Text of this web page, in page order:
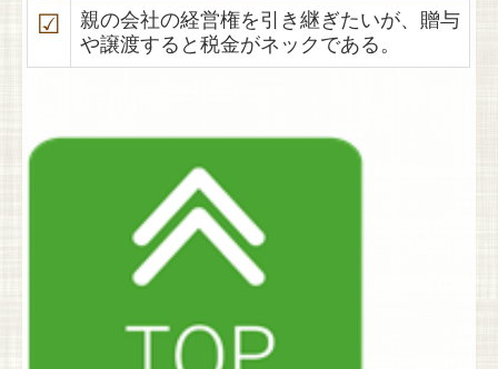
☑
親の会社の経営権を引き継ぎたいが、贈与
や譲渡すると税金がネックである。